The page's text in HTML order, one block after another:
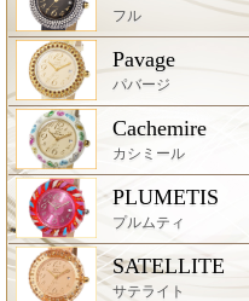
フル
Pavage
パバージ
Cachemire
カシミール
PLUMETIS
プルムティ
SATELLITE
サテライト